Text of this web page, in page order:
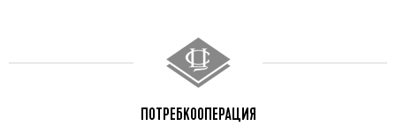
ПОТРЕБКООПЕРАЦИЯ